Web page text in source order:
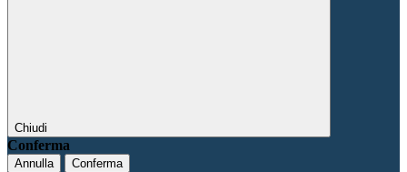
Chiudi
Conferma
Annulla Conferma